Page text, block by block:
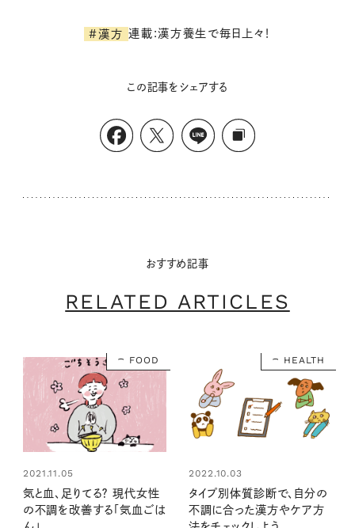
#漢方 連載:漢方養生で毎日上々！
この記事をシェアする
おすすめ記事
RELATED ARTICLES
FOOD
2021.11.05
気と血、足りてる？ 現代女性
の不調を改善する「気血ごは
HEALTH
2022.10.03
タイプ別体質診断で、自分の
不調に合った漢方やケア方